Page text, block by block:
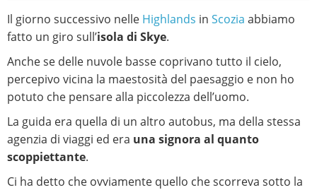
Il giorno successivo nelle Highlands in Scozia abbiamo
fatto un giro sull’isola di Skye.
Anche se delle nuvole basse coprivano tutto il cielo,
percepivo vicina la maestosità del paesaggio e non ho
potuto che pensare alla piccolezza dell’uomo.
La guida era quella di un altro autobus, ma della stessa
agenzia di viaggi ed era una signora al quanto
scoppiettante.
Ci ha detto che ovviamente quello che scorreva sotto la